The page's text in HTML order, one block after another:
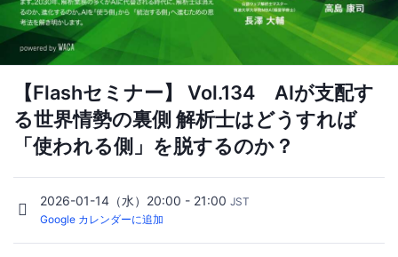
【Flashセミナー】 Vol.134 AIが支配す
る世界情勢の裏側 解析士はどうすれば
「使われる側」を脱するのか？
2026-01-14（水）20:00 - 21:00 JST
Google カレンダーに追加